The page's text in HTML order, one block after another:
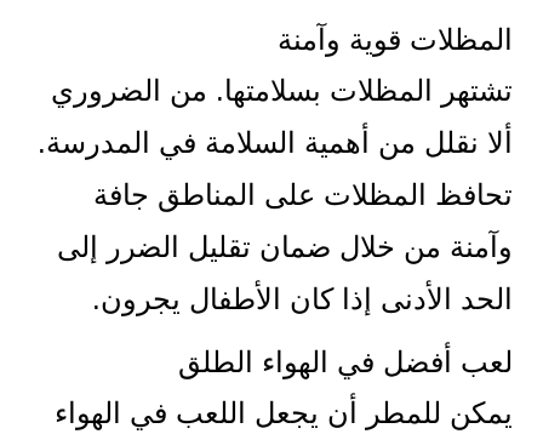
المظلات قوية وآمنة
تشتهر المظلات بسلامتها. من الضروري
ألا نقلل من أهمية السلامة في المدرسة.
تحافظ المظلات على المناطق جافة
وآمنة من خلال ضمان تقليل الضرر إلى
الحد الأدنى إذا كان الأطفال يجرون.
لعب أفضل في الهواء الطلق
يمكن للمطر أن يجعل اللعب في الهواء